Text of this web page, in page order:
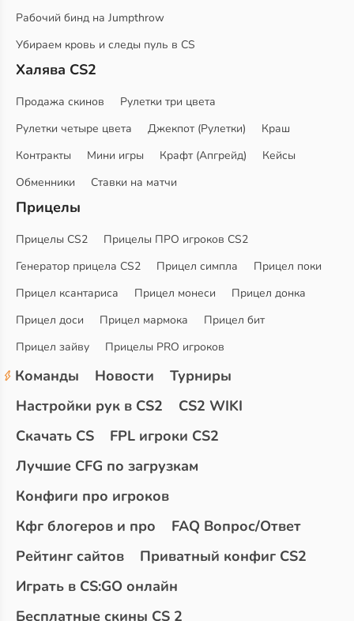
Рабочий бинд на Jumpthrow
Убираем кровь и следы пуль в CS
Халява CS2
Продажа скинов
Рулетки три цвета
Рулетки четыре цвета
Джекпот (Рулетки)
Краш
Контракты
Мини игры Крафт (Апгрейд)
Кейсы
Обменники
Ставки на матчи
Прицелы
Прицелы CS2
Прицелы ПРО игроков CS2
Генератор прицела CS2
Прицел симпла
Прицел поки
Прицел ксантариса
Прицел монеси
Прицел донка
Прицел доси
Прицел мармока
Прицел бит
Прицел зайву
Прицелы PRO игроков
Команды Новости
Турниры
Настройки рук в CS2
CS2 WIKI
Скачать CS
FPL игроки CS2
Лучшие CFG по загрузкам
Конфиги про игроков
Кфг блогеров и про
FAQ Вопрос/Ответ
Рейтинг сайтов
Приватный конфиг CS2
Играть в CS:GO онлайн
Бесплатные скины CS 2